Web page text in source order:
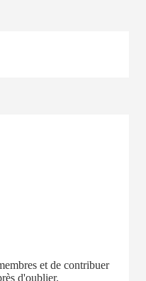
et de contribuer
d'oublier.